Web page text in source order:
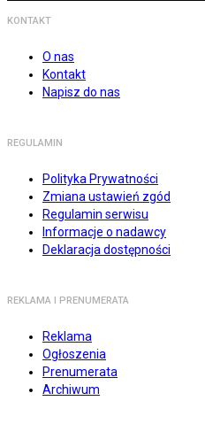
KONTAKT
O nas
Kontakt
Napisz do nas
REGULAMIN
Polityka Prywatności
Zmiana ustawień zgód
Regulamin serwisu
Informacje o nadawcy
Deklaracja dostępności
REKLAMA I PRENUMERATA
Reklama
Ogłoszenia
Prenumerata
Archiwum